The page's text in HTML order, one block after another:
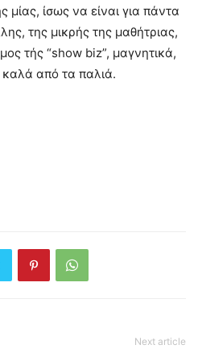
ίσως να είναι για πάντα
της μικρής της μαθήτριας,
τής “show biz”, μαγνητικά,
καλά από τα παλιά.
Next article